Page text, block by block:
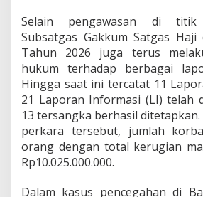
H
a
j
i
N
o
n
-
P
r
o
s
e
Selain pengawasan di titik
Subsatgas Gakkum Satgas
Tahun 2026 juga terus
hukum terhadap berbagai
Hingga saat ini tercatat 11
21 Laporan Informasi (LI) telah
13 tersangka berhasil
perkara tersebut, jumlah
orang dengan total kerugian
Rp10.025.000.000.
Dalam kasus pencegahan di